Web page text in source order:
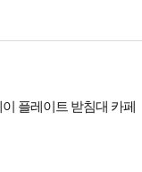
플레이트 받침대 카페